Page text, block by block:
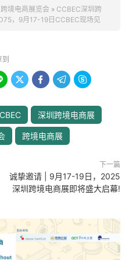
境电商展览会 » CCBEC深圳跨
，9月17-19日CCBEC现场见
到
   
深圳跨境电商展
跨境电商展
下一篇
诚挚邀请 | 9月17-19日，2025
深圳跨境电商展即将盛大启幕!